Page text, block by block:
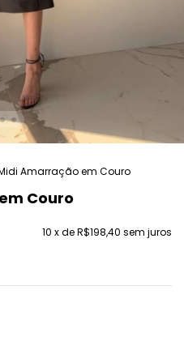
Amarração em Couro
Couro
10 x deR$198,40 sem juros